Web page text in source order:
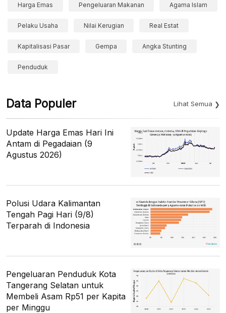
Harga Emas Pengeluaran Makanan Agama Islam
Pelaku Usaha Nilai Kerugian Real Estat
Kapitalisasi Pasar Gempa Angka Stunting
Penduduk
Data Populer Lihat Semua
Update Harga Emas Hari Ini
Antam di Pegadaian (9
Agustus 2026)
Polusi Udara Kalimantan
Tengah Pagi Hari (9/8)
Terparah di Indonesia
Pengeluaran Penduduk Kota
Tangerang Selatan untuk
Membeli Asam Rp51 per Kapita
per Minggu